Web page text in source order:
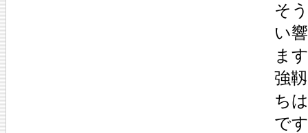
そ
い
ま
強
ち
で